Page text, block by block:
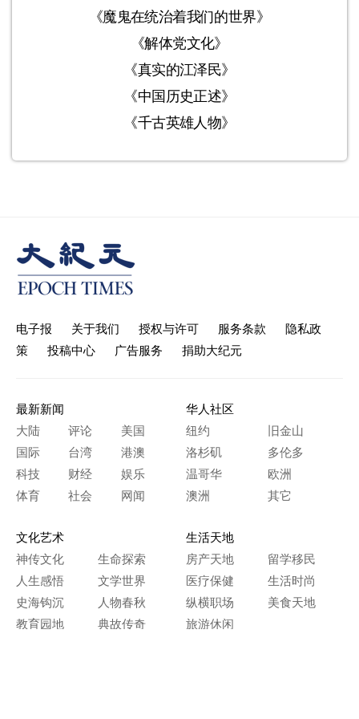
《魔鬼在统治着我们的世界》
《解体党文化》
《真实的江泽民》
《中国历史正述》
《千古英雄人物》
电子报 关于我们 授权与许可 服务条款
隐私政
策
投稿中心 广告服务 捐助大纪元
最新新闻
大陆
评论
美国
国际
台湾
港澳
科技
财经
娱乐
体育
社会 网闻
华人社区
纽约
旧金山
洛杉矶
多伦多
温哥华
欧洲
澳洲
其它
文化艺术
神传文化
生命探索
人生感悟
文学世界
史海钩沉
人物春秋
教育园地
典故传奇
生活天地
房产天地
留学移民
医疗保健
生活时尚
纵横职场
美食天地
旅游休闲